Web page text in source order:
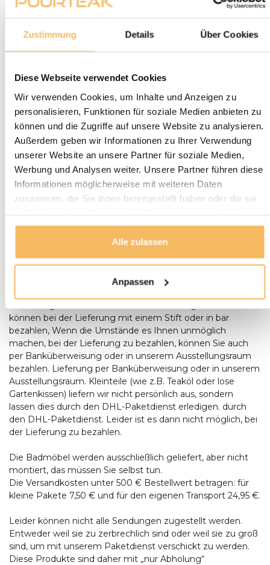
Zustimmung Details Über Cookies
Diese Webseite verwendet Cookies
Wir verwenden Cookies, um Inhalte und Anzeigen zu
personalisieren, Funktionen für soziale Medien anbieten zu
können und die Zugriffe auf unsere Website zu analysieren.
Außerdem geben wir Informationen zu Ihrer Verwendung
unserer Website an unsere Partner für soziale Medien,
Werbung und Analysen weiter. Unsere Partner führen diese
Informationen möglicherweise mit weiteren Daten
zusammen, die Sie ihnen bereitgestellt haben oder die sie
Alle zulassen
Anpassen
Naturfarbe
Auf Lager,
Werktage
We helpen je graag bij het maken van de juiste keuze
voor jouw inrichting.Neem contact op
Lieferung und Abholung
LIEFERN:
Puurteak.de hat einen eigenen Lieferservice und liefert die
Möbel nach Absprache zu Ihnen nach Hause. Wir werden
mit Ihnen einen Termin für die Lieferung. Unsere
Gartenmöbel werden bei Bedarf von unserem Fahrer
ebenerdig. Bei der Lieferung eines Baumstamm-Tisches
sollte zum Zeitpunkt der Lieferung zusätzliche Hilfe
können bei der Lieferung mit einem Stift oder in bar
bezahlen, Wenn die Umstände es Ihnen unmöglich
machen, bei der Lieferung zu bezahlen, können Sie auch
per Banküberweisung oder in unserem Ausstellungsraum
bezahlen. Lieferung per Banküberweisung oder in unserem
Ausstellungsraum. Kleinteile (wie z.B. Teaköl oder lose
Gartenkissen) liefern wir nicht persönlich aus, sondern
lassen dies durch den DHL-Paketdienst erledigen. durch
den DHL-Paketdienst. Leider ist es dann nicht möglich, bei
der Lieferung zu bezahlen.
Die Badmöbel werden ausschließlich geliefert, aber nicht
montiert, das müssen Sie selbst tun.
Die Versandkosten unter 500 € Bestellwert betragen: für
kleine Pakete 7,50 € und für den eigenen Transport 24,95 €.
Leider können nicht alle Sendungen zugestellt werden.
Entweder weil sie zu zerbrechlich sind oder weil sie zu groß
sind, um mit unserem Paketdienst verschickt zu werden.
Diese Produkte sind daher mit „nur Abholung“